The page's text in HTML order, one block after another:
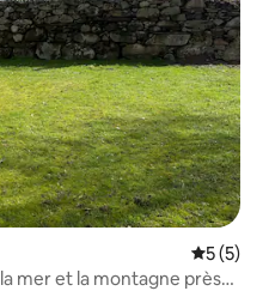
5 (5)
mer et la montagne près